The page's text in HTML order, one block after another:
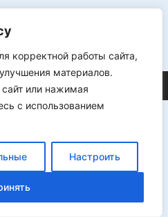
корректной работы сайта,
материалов.
или нажимая
с использованием
Настроить
FLProg